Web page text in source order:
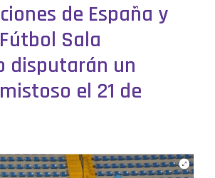
de España y
Sala
disputarán un
el 21 de